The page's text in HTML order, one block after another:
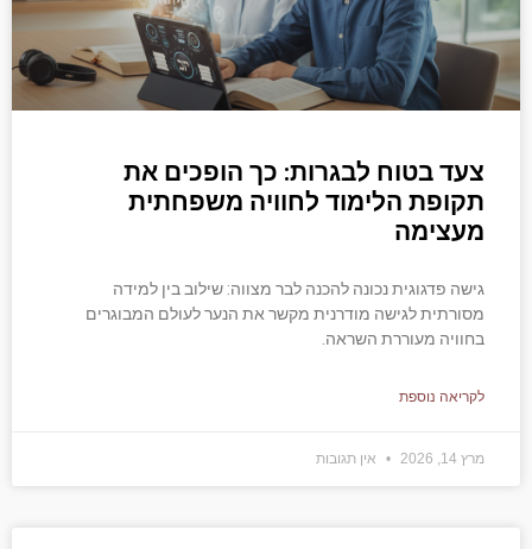
צעד בטוח לבגרות: כך הופכים את
תקופת הלימוד לחוויה משפחתית
מעצימה
גישה פדגוגית נכונה להכנה לבר מצווה: שילוב בין למידה
מסורתית לגישה מודרנית מקשר את הנער לעולם המבוגרים
בחוויה מעוררת השראה.
לקריאה נוספת
מרץ 14, 2026 אין תגובות